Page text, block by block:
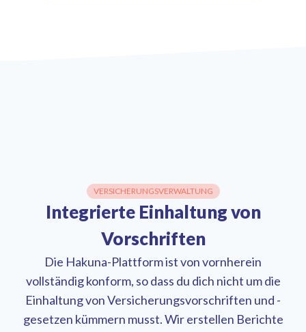
VERSICHERUNGSVERWALTUNG
Integrierte Einhaltung von
Vorschriften
Die Hakuna-Plattform ist von vornherein
vollständig konform, so dass du dich nicht um die
Einhaltung von Versicherungsvorschriften und -
gesetzen kümmern musst. Wir erstellen Berichte